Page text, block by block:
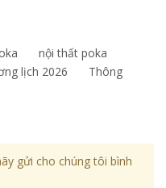
nội thất poka
lịch 2026
Thông
gửi cho chúng tôi bình